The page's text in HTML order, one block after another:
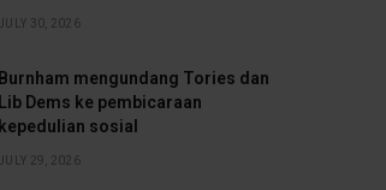
JULY 30, 2026
Burnham mengundang Tories dan
Lib Dems ke pembicaraan
kepedulian sosial
JULY 29, 2026